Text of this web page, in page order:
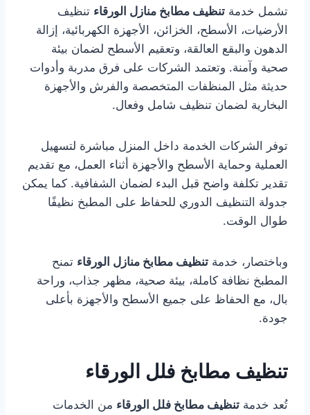
تشمل خدمة تنظيف مطابخ منازل الورقاء تنظيف
الأرضيات، الأسطح، الخزائن، الأجهزة الكهربائية، إزالة
الدهون والبقع العالقة، وتعقيم الأسطح لضمان بيئة
صحية وآمنة. وتعتمد الشركات على فرق مدربة وأدوات
حديثة مثل المنظفات المتخصصة والفرش والأجهزة
البخارية لضمان تنظيف شامل وفعال.
توفر الشركات الخدمة داخل المنزل مباشرة لتسهيل
العملية وحماية الأسطح والأجهزة أثناء العمل، مع تقديم
تقدير تكلفة واضح قبل البدء لضمان الشفافية. كما يمكن
جدولة التنظيف الدوري للحفاظ على المطبخ نظيفًا
طوال الوقت.
وباختصار، خدمة تنظيف مطابخ منازل الورقاء تمنح
المطبخ نظافة كاملة، بيئة صحية، مظهر جذاب، وراحة
بال، مع الحفاظ على جميع الأسطح والأجهزة بأعلى
جودة.
تنظيف مطابخ فلل الورقاء
تُعد خدمة تنظيف مطابخ فلل الورقاء من الخدمات